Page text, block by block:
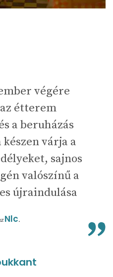
végére
étterem
a beruházás
várja a
sajnos
valószínű a
újraindulása
Nlc.